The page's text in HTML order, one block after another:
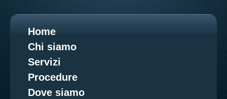
Home
Chi siamo
Servizi
Procedure
Dove siamo